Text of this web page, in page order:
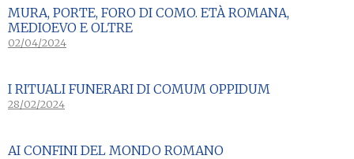
MURA, PORTE, FORO DI COMO. ETÀ ROMANA,
MEDIOEVO E OLTRE
02/04/2024
I RITUALI FUNERARI DI COMUM OPPIDUM
28/02/2024
AI CONFINI DEL MONDO ROMANO